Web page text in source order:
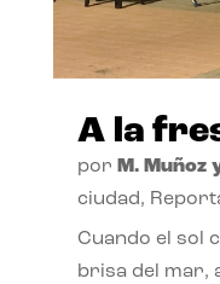
A la
por M. Muñoz
ciudad,
Cuando el sol
brisa del mar,